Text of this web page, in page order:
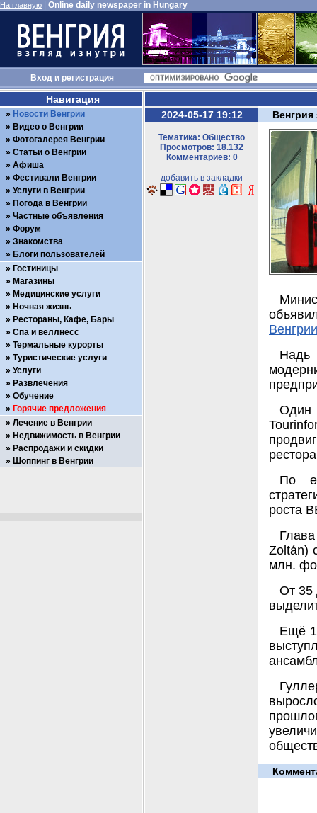
На главную Online daily newspaper in Hungary
Входи регистрация
2024-05-17 19:12
Тематика: Общество
Просмотров: 18.132
Комментариев: 0
добавить в закладки
Венгрия
Венгрии
Надь
Один
По
роста
Zoltán)
млн.
От 35
Ещё 1
Навигация
Новости Венгрии
Видео о Венгрии
Фотогалерея Венгрии
Статьи о Венгрии
Афиша
Фестивали Венгрии
Услуги в Венгрии
Погода в Венгрии
Частные объявления
Форум
Знакомства
Блоги пользователей
Гостиницы
Магазины
Медицинские услуги
Ночная жизнь
Рестораны, Кафе, Бары
Спа и веллнесс
Термальные курорты
Туристические услуги
Услуги
Развлечения
Обучение
Горячие предложения
Лечение в Венгрии
Недвижимость в Венгрии
Распродажи и скидки
Шоппинг в Венгрии